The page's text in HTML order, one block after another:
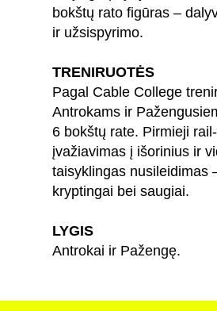
bokštų rato figūras –
ir užsispyrimo.
TRENIRUOTĖS
Pagal Cable College
Antrokams ir
6 bokštų rate. Pirmieji
įvažiavimas į išorinius ir
taisyklingas nusileidimas
kryptingai bei saugiai.
LYGIS
Antrokai ir Pažengę.